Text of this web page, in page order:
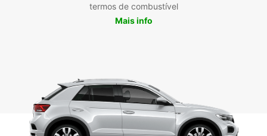
termos de combustível
Mais info